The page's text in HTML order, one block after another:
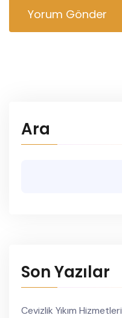
Yorum Gönder
Ara
Son Yazılar
Cevizlik Yıkım Hizmetleri